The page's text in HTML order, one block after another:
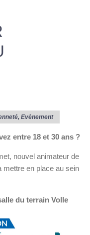
, Evènement
entre 18 et 30 ans ?
nouvel animateur de
mettre en place au sein
du terrain Volle